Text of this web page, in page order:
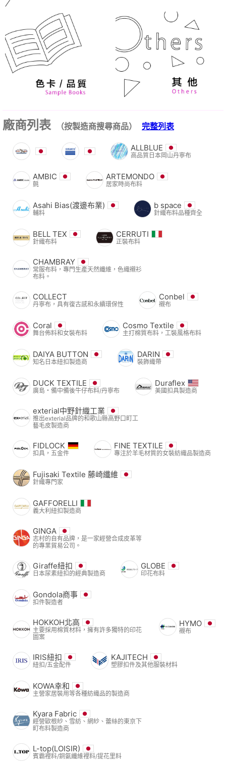
廠商列表 （按製造商搜尋商品） 完整列表
ALLBLUE
高品質日本岡山丹寧布
AMBIC
氈
ARTEMONDO
居家時尚布料
Asahi Bias(渡邊布業)
輔料
b space
針織布料品種齊全
BELL TEX
針織布料
CERRUTI
正裝布料
CHAMBRAY
常服布料，專門生產天然纖維，色織襯衫
布料。
COLLECT
丹寧布，具有復古感和永續環保性
Conbel
襯布
Coral
舞台佈料和女裝布料
Cosmo Textile
主打棉質布料，工裝風格布料
DAIYA BUTTON
知名日本紐扣製造商
DARIN
裝飾織帶
DUCK TEXTILE
廣島・備中備後牛仔布料/丹寧布
Duraflex
美國扣具製造商
exterial中野針織工業
推出exterial品牌的和歌山縣高野口町工
藝毛皮製造商
FIDLOCK
扣具，五金件
FINE TEXTILE
專注於羊毛材質的女裝紡織品製造商
Fujisaki Textile 藤崎纖維
針織專門家
GAFFORELLI
義大利紐扣製造商
GINGA
志村的自有品牌，是一家經營合成皮革等
的專業貿易公司。
Giraffe紐扣
日本尿素紐扣的經典製造商
GLOBE
印花布料
Gondola商事
扣件製造者
HOKKOH北高
主要採用棉質材料，擁有許多獨特的印花
圖案
HYMO
襯布
IRIS紐扣
紐扣/五金配件
KAJITECH
塑膠扣件及其他服裝材料
KOWA幸和
主營家居裝用等各種紡織品的製造商
Kyara Fabric
經營歐根紗、雪紡、網紗、蕾絲的東京下
町布料製造商
L-top(LOISIR)
賓霸裡料/銅氨纖維裡料/提花里料